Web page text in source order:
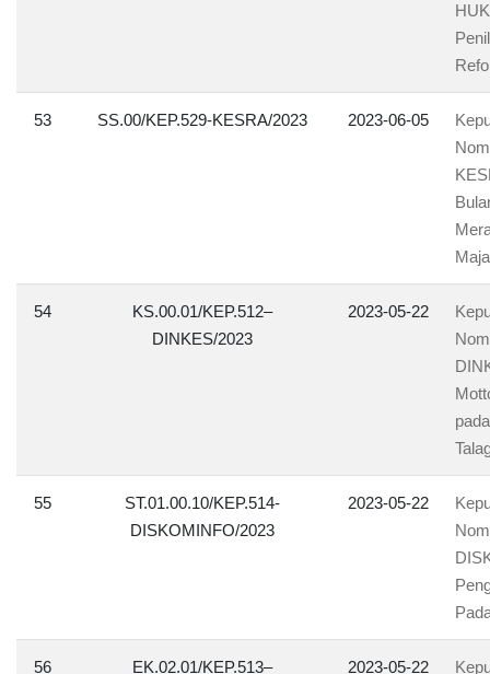
53 SS.00/KEP.529-KESRA/2023 2023-06-05
54
KS.00.01/KEP.512–
DINKES/2023
2023-05-22
55
ST.01.00.10/KEP.514-
DISKOMINFO/2023
2023-05-22
56 EK.02.01/KEP.513– 2023-05-22